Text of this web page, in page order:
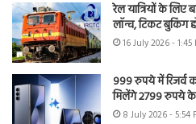
रेल यात्रियों के लिए
लॉन्च, टिकट
16 July 2026 - 1:45
999 रुपये में रिजर्व
मिलेंगे 2799 रुपये
8 July 2026 - 5:54